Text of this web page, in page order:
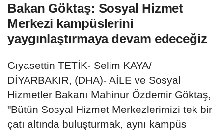
Bakan Göktaş: Sosyal Hizmet
Merkezi kampüslerini
yaygınlaştırmaya devam edeceğiz
Gıyasettin TETİK- Selim KAYA/
DİYARBAKIR, (DHA)- AİLE ve Sosyal
Hizmetler Bakanı Mahinur Özdemir Göktaş,
"Bütün Sosyal Hizmet Merkezlerimizi tek bir
çatı altında buluşturmak, aynı kampüs